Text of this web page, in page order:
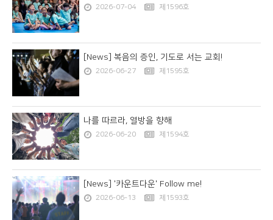
2026-07-04 제1596호
[News] 복음의 증인, 기도로 서는 교회!
2026-06-27 제1595호
나를 따르라, 열방을 향해
2026-06-20 제1594호
[News] '카운트다운' Follow me!
2026-06-13 제1593호